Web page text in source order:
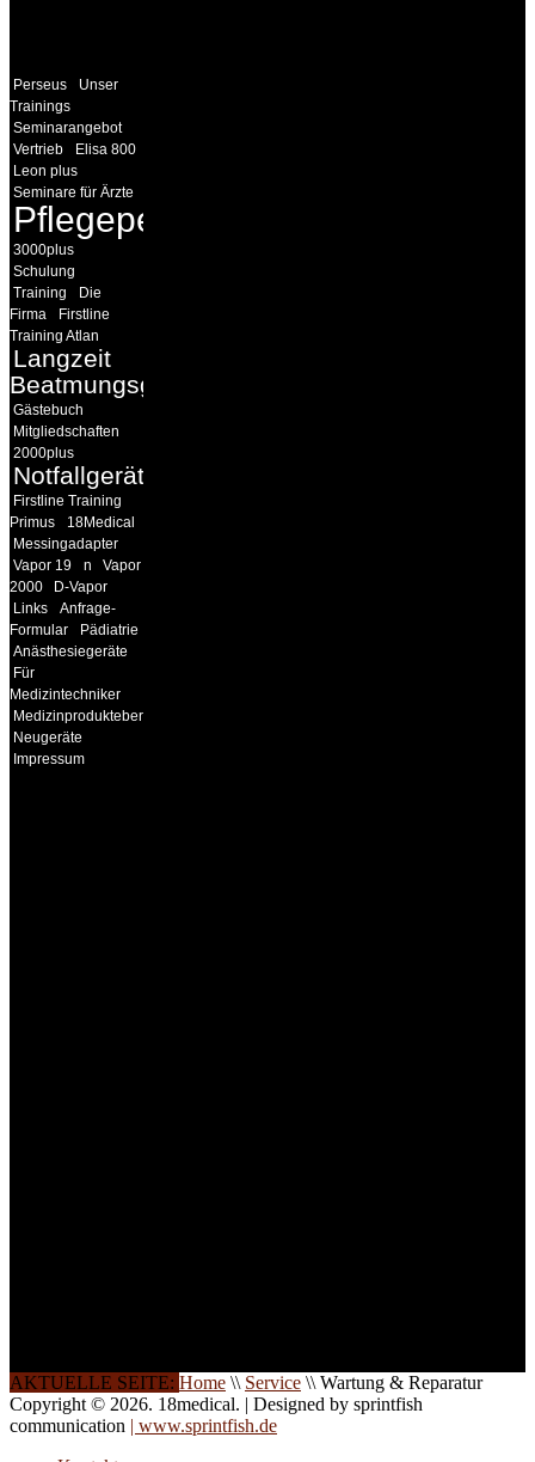
Perseus
Unser
Trainings
Seminarangebot
Vertrieb
Elisa 800
Leon plus
Seminare für Ärzte
Pflegepersonal
3000plus
Schulung
Training
Die
Firma
Firstline
Training Atlan
Langzeit
Beatmungsgeräte
Gästebuch
Mitgliedschaften
2000plus
Notfallgeräte
Firstline Training
Primus
18Medical
Messingadapter
Vapor 19
n
Vapor
2000
D-Vapor
Links
Anfrage-
Formular
Pädiatrie
Anästhesiegeräte
Für
Medizintechniker
Medizinprodukteberater
Neugeräte
Impressum
AKTUELLE SEITE: Home \\ Service \\ Wartung & Reparatur
Copyright © 2026. 18medical. | Designed by sprintfish
communication | www.sprintfish.de